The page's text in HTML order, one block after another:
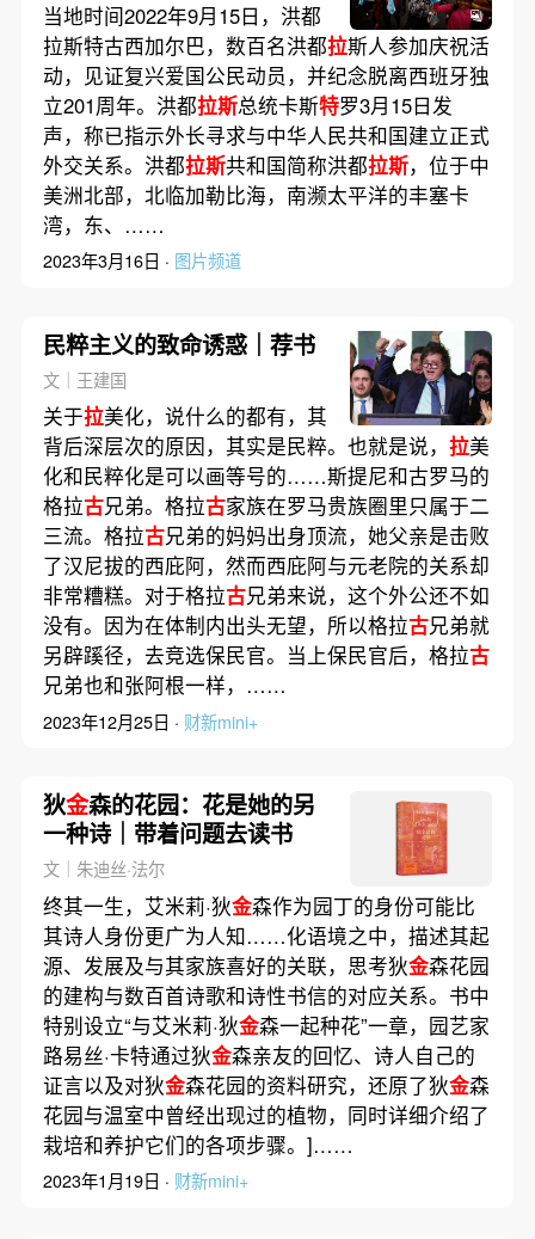
当地时间2022年9月15日，洪都
拉斯特古西加尔巴，数百名洪都拉斯人参加庆祝活
动，见证复兴爱国公民动员，并纪念脱离西班牙独
立201周年。洪都拉斯总统卡斯特罗3月15日发
声，称已指示外长寻求与中华人民共和国建立正式
外交关系。洪都拉斯共和国简称洪都拉斯，位于中
美洲北部，北临加勒比海，南濒太平洋的丰塞卡
湾，东、……
2023年3月16日 · 图片频道
民粹主义的致命诱惑｜荐书
文｜王建国
关于拉美化，说什么的都有，其
背后深层次的原因，其实是民粹。也就是说， 拉美
化和民粹化是可以画等号的……斯提尼和古罗马的
格拉古兄弟。格拉古家族在罗马贵族圈里只属于二
三流。格拉古兄弟的妈妈出身顶流，她父亲是击败
了汉尼拔的西庇阿，然而西庇阿与元老院的关系却
非常糟糕。对于格拉古兄弟来说，这个外公还不如
没有。因为在体制内出头无望，所以格拉古兄弟就
另辟蹊径，去竞选保民官。当上保民官后，格拉古
兄弟也和张阿根一样，……
2023年12月25日 · 财新mini+
狄金森的花园：花是她的另
一种诗｜带着问题去读书
文｜朱迪丝·法尔
终其一生，艾米莉·狄金森作为园丁的身份可能比
其诗人身份更广为人知……化语境之中，描述其起
源、发展及与其家族喜好的关联，思考狄金森花园
的建构与数百首诗歌和诗性书信的对应关系。书中
特别设立“与艾米莉·狄金森一起种花”一章，园艺家
路易丝·卡特通过狄金森亲友的回忆、诗人自己的
证言以及对狄金森花园的资料研究，还原了狄金森
花园与温室中曾经出现过的植物，同时详细介绍了
栽培和养护它们的各项步骤。]……
2023年1月19日 · 财新mini+